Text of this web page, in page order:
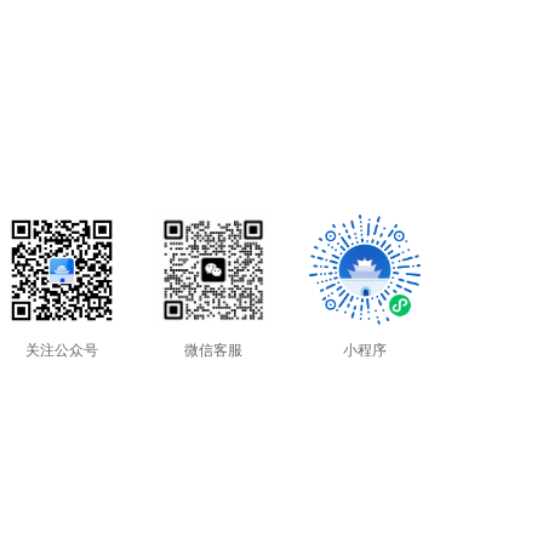
关注公众号 微信客服 小程序